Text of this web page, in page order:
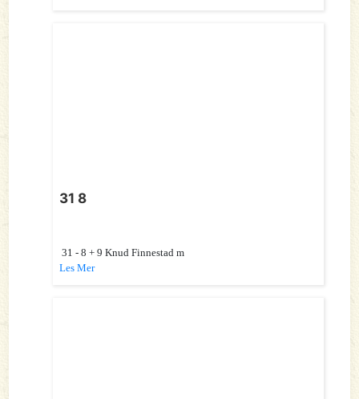
31 8
31 - 8 + 9 Knud Finnestad m
Les Mer